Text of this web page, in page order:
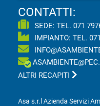
CONTATTI:
SEDE: TEL.071
IMPIANTO: TEL.
ALTRI RECAPITI
Asa s.r.l Azienda Servizi